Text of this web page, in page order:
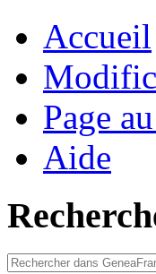
Accueil
Page
Aide